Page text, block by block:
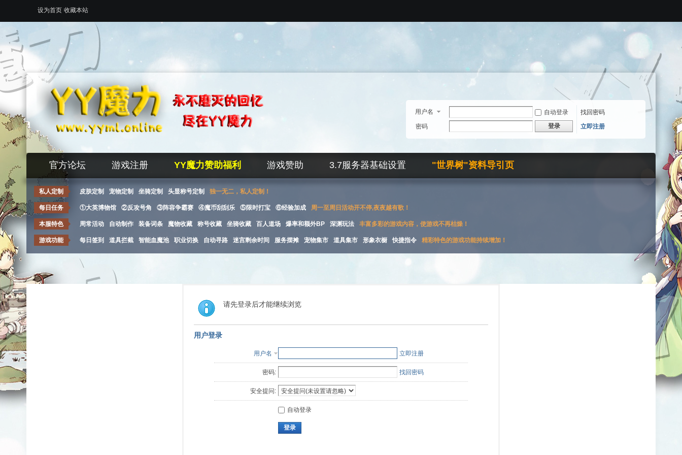
设为首页 收藏本站
用户名 自动登录
找回密码
密码
登录 立即注册
官方论坛 游戏注册 YY魔力赞助福利 游戏赞助 3.7服务器基础设置 "世界树"资料导引页
私人定制 皮肤定制 宠物定制 坐骑定制 头显称号定制 独一无二，私人定制！
每日任务 ①大英博物馆 ②反攻号角 ③阵容争霸赛 ④魔币刮刮乐 ⑤限时打宝 ⑥经验加成 周一至周日活动开不停,夜夜越有歌！
本服特色 周常活动 自动制作 装备词条 魔物收藏 称号收藏 坐骑收藏 百人道场 爆率和额外BP 深渊玩法 丰富多彩的游戏内容，使游戏不再枯燥！
游戏功能 每日签到 道具拦截 智能血魔池 职业切换 自动寻路 迷宫剩余时间 服务摆摊 宠物集市 道具集市 形象衣橱 快捷指令 精彩特色的游戏功能持续增加！
请先登录后才能继续浏览
用户登录
用户名 立即注册
密码: 找回密码
安全提问:
自动登录
登录